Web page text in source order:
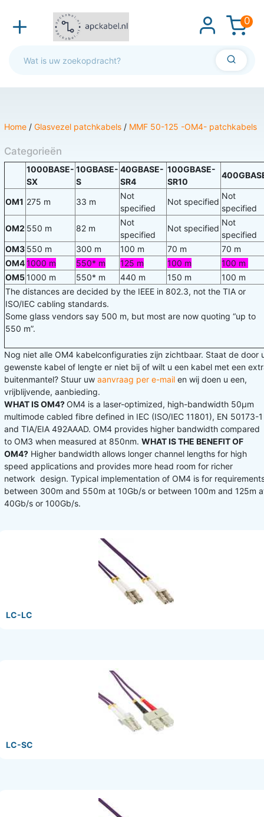
0
Home / Glasvezel patchkabels / MMF 50-125 -OM4- patchkabels
Categorieën
1000BASE-
SX
10GBASE-
S
40GBASE-
SR4
100GBASE-
SR10
OM1 275 m 33 m
Not
specified
Not specified
Not
specified
OM2 550 m 82 m
Not
specified
Not specified
Not
specified
OM3 550 m 300 m 100 m 70 m
70 m
OM41000 m 550* m 125 m 100 m
100 m
OM51000 m 550* m 440 m 150 m
100 m
The distances are decided by the IEEE in 802.3, not the TIA or
ISO/IEC cabling standards.
Some glass vendors say 500 m, but most are now quoting “up to
550 m”.
Nog niet alle OM4 kabelconfiguraties zijn zichtbaar. Staat de door
gewenste kabel of lengte er niet bij of wilt u een kabel met een
buitenmantel? Stuur uw aanvraag per e-mail en wij doen u een,
vrijblijvende, aanbieding.
WHAT IS OM4? OM4 is a laser-optimized, high-bandwidth 50μm
multimode cabled fibre defined in IEC (ISO/IEC 11801), EN 50173-1
and TIA/EIA 492AAAD. OM4 provides higher bandwidth compared
to OM3 when measured at 850nm. WHAT IS THE BENEFIT OF
OM4? Higher bandwidth allows longer channel lengths for high
speed applications and provides more head room for richer
network design. Typical implementation of OM4 is for
between 300m and 550m at 10Gb/s or between 100m and 125m
40Gb/s or 100Gb/s.
LC-LC
LC-SC